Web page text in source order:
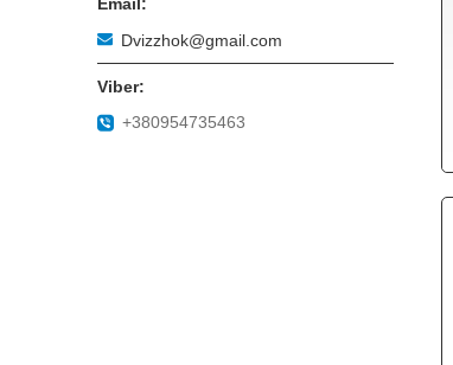
Dvizzhok@gmail.com
+380954735463